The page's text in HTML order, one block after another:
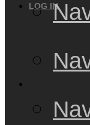
LOG IN